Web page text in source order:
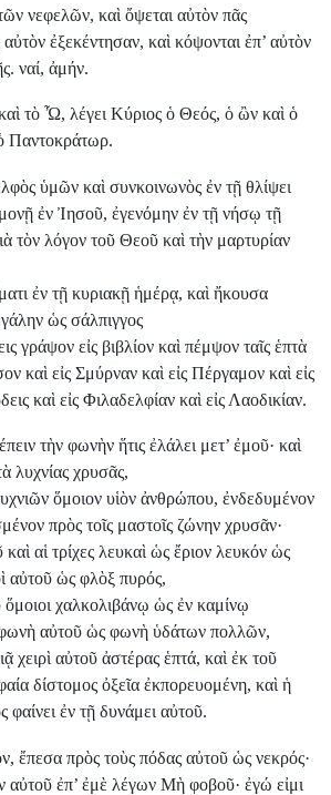
νεφελῶν, καὶ ὄψεται αὐτὸν πᾶς
αὐτὸν ἐξεκέντησαν, καὶ κόψονται ἐπ’ αὐτὸν
ναί, ἀμήν.
τὸ Ὦ, λέγει Κύριος ὁ Θεός, ὁ ὢν καὶ ὁ
Παντοκράτωρ.
ὑμῶν καὶ συνκοινωνὸς ἐν τῇ θλίψει
ἐν Ἰησοῦ, ἐγενόμην ἐν τῇ νήσῳ τῇ
τὸν λόγον τοῦ Θεοῦ καὶ τὴν μαρτυρίαν
ἐν τῇ κυριακῇ ἡμέρᾳ, καὶ ἤκουσα
ὡς σάλπιγγος
γράψον εἰς βιβλίον καὶ πέμψον ταῖς ἑπτὰ
καὶ εἰς Σμύρναν καὶ εἰς Πέργαμον καὶ εἰς
καὶ εἰς Φιλαδελφίαν καὶ εἰς Λαοδικίαν.
τὴν φωνὴν ἥτις ἐλάλει μετ’ ἐμοῦ· καὶ
λυχνίας χρυσᾶς,
ὅμοιον υἱὸν ἀνθρώπου, ἐνδεδυμένον
πρὸς τοῖς μαστοῖς ζώνην χρυσᾶν·
αἱ τρίχες λευκαὶ ὡς ἔριον λευκόν ὡς
αὐτοῦ ὡς φλὸξ πυρός,
ὅμοιοι χαλκολιβάνῳ ὡς ἐν καμίνῳ
αὐτοῦ ὡς φωνὴ ὑδάτων πολλῶν,
χειρὶ αὐτοῦ ἀστέρας ἑπτά, καὶ ἐκ τοῦ
δίστομος ὀξεῖα ἐκπορευομένη, καὶ ἡ
φαίνει ἐν τῇ δυνάμει αὐτοῦ.
ἔπεσα πρὸς τοὺς πόδας αὐτοῦ ὡς νεκρός·
αὐτοῦ ἐπ’ ἐμὲ λέγων Μὴ φοβοῦ· ἐγώ εἰμι